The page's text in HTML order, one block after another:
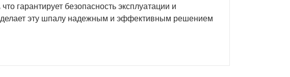
гарантирует безопасность эксплуатации и
делает эту шпалу надежным и эффективным решением